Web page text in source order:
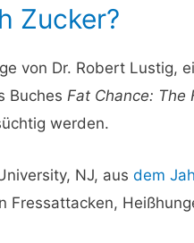
Zucker?
von Dr. Robert Lustig,
BuchesFat Chance: The
werden.
NJ, ausdem
Fressattacken,